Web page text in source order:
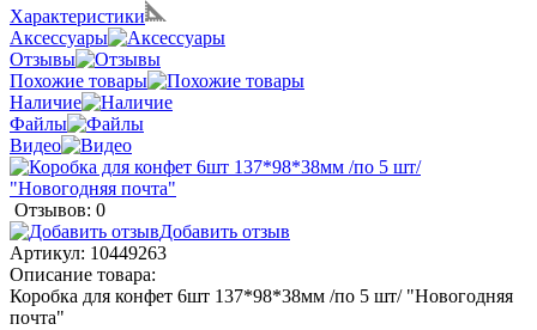
Характеристики
Аксессуары
Отзывы
Похожие товары
Наличие
Файлы
Видео
Отзывов: 0
Добавить отзыв
Артикул: 10449263
Описание товара:
Коробка для конфет 6шт 137*98*38мм /по 5 шт/ "Новогодняя
почта"